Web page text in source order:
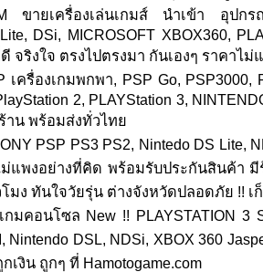
ขายเครื่องเล่นเกมส์ นำเข้า อุปก
DSi, MICROSOFT XBOX360,
จริงใจ ตรงไปตรงมา กันเองๆ ราคาไม่
ครื่องเกมพกพา, PSP Go, PSP3000,
2, PLAYStation 3,
าน พร้อมส่งทั่วไทย
PSP PS3 PS2, Nintedo DS Lite,
แพงอย่างที่คิด พร้อมรับประกันสินค้า มี
มง ทันใจวัยรุ่น ต่างจังหวัดปลอดภัย !! เ
มคอนโซล New !! PLAYSTATION 3
Nintendo DSL, NDSi, XBOX 360
เงิน ถูกๆ ที่ Hamotogame.com